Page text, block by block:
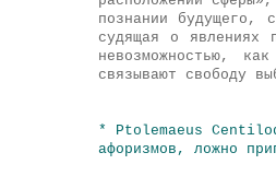
познании будущего,
судящая о явлениях
невозможностью,
связывают свободу
* Ptolemaeus
афоризмов, ложно